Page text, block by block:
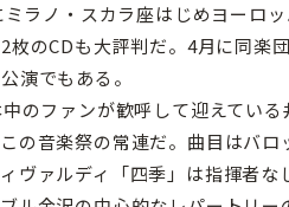
ラノ・スカラ座はじめヨーロ
のCDも大評判だ。4月に同楽
演でもある。
のファンが歓呼して迎えてい
の音楽祭の常連だ。曲目はバ
ヴァルディ「四季」は指揮者な